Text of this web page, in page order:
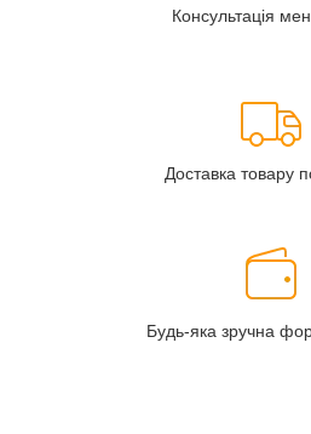
Консультація
Доставка товару
Будь-яка зручна